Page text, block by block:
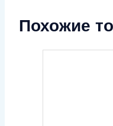
Похожие